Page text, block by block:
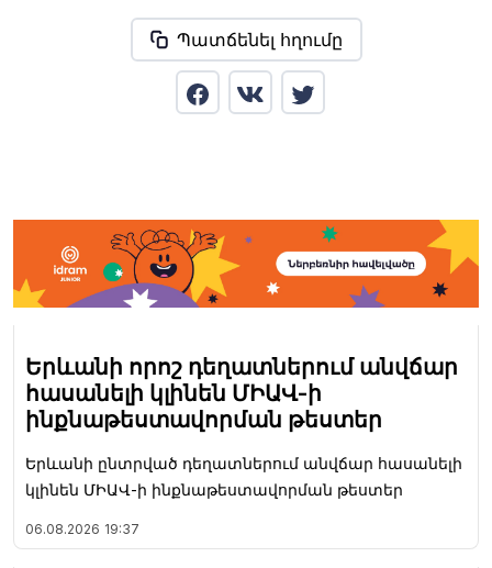
Պատճենել հղումը
Երևանի որոշ դեղատներում անվճար
հասանելի կլինեն ՄԻԱՎ-ի
ինքնաթեստավորման թեստեր
Երևանի ընտրված դեղատներում անվճար հասանելի
կլինեն ՄԻԱՎ-ի ինքնաթեստավորման թեստեր
06.08.2026 19:37